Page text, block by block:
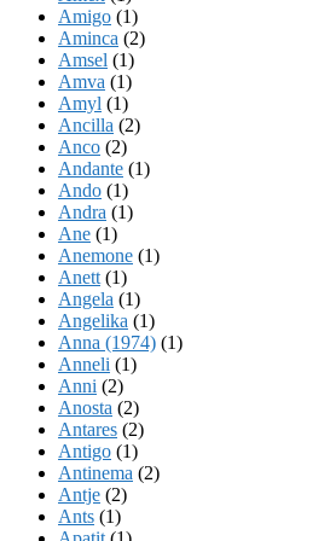
Amigo (1)
Aminca (2)
Amsel (1)
Amva (1)
Amyl (1)
Ancilla (2)
Anco (2)
Andante (1)
Ando (1)
Andra (1)
Ane (1)
Anemone (1)
Anett (1)
Angela (1)
Angelika (1)
Anna (1974) (1)
Anneli (1)
Anni (2)
Anosta (2)
Antares (2)
Antigo (1)
Antinema (2)
Antje (2)
Ants (1)